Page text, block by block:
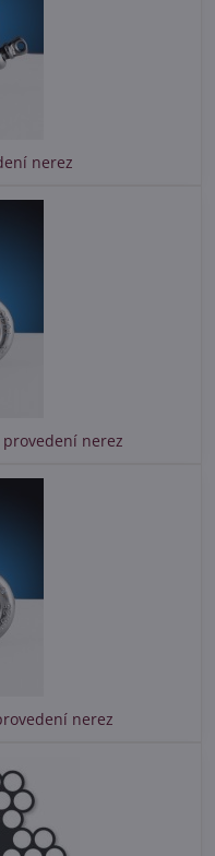
nerez
provedení nerez
nerez